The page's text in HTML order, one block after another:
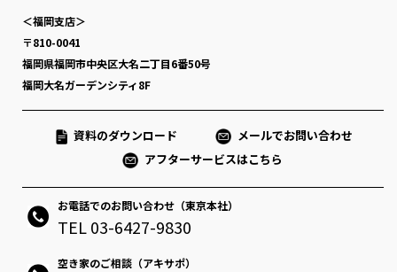
＜福岡支店＞
〒810-0041
福岡県福岡市中央区大名二丁目6番50号
福岡大名ガーデンシティ8F
資料のダウンロード
メールでお問い合わせ
アフターサービスはこちら
お電話でのお問い合わせ（東京本社）
TEL 03-6427-9830
空き家のご相談（アキサポ）